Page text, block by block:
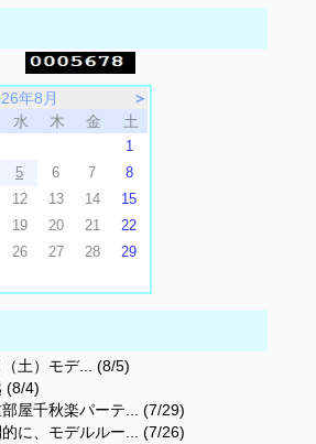
年8月
＞
水 木 金 土
1
5 6 7
8
12 13 14
15
19 20 21
22
26 27 28
29
土）モデ... (8/5)
(8/4)
屋千秋楽パーテ... (7/29)
に、モデルルー... (7/26)